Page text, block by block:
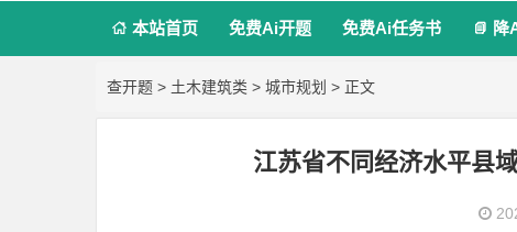
 本站首页 免费Ai开题 免费Ai任务书  降
查开题 > 土木建筑类 > 城市规划 > 正文
江苏省不同经济水平县